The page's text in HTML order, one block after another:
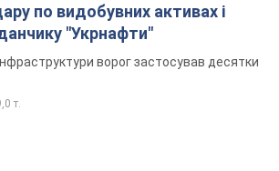
по видобувних активах і
"Укрнафти"
ворог застосував десятки
т.